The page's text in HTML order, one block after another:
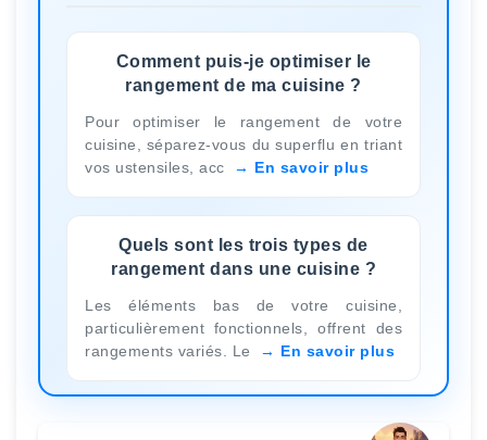
Comment puis-je optimiser le
rangement de ma cuisine ?
Pour optimiser le rangement de votre
cuisine, séparez-vous du superflu en triant
vos ustensiles, acc
En savoir plus
Quels sont les trois types de
rangement dans une cuisine ?
Les éléments bas de votre cuisine,
particulièrement fonctionnels, offrent des
rangements variés. Le
En savoir plus